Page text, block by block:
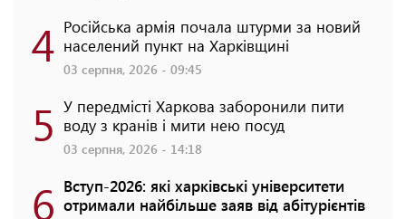
4 Російська армія почала штурми за новий
населений пункт на Харківщині
03 серпня, 2026 - 09:45
5 У передмісті Харкова заборонили пити
воду з кранів і мити нею посуд
03 серпня, 2026 - 14:18
6 Вступ-2026: які харківські університети
отримали найбільше заяв від абітурієнтів